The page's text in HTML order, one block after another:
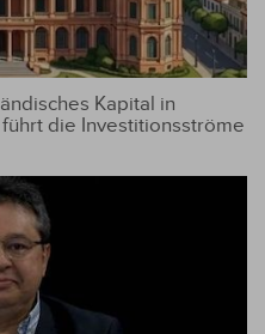
Kapital in
die Investitionsströme